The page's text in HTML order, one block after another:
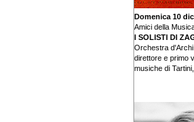
Domenica 10
Amici della
I SOLISTI DI
Orchestra d'Archi
direttore e primo
musiche di